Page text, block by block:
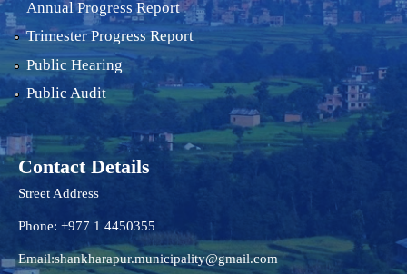
Annual Progress Report
Trimester Progress Report
Public Hearing
Public Audit
Contact Details
Street Address
Phone: +977 1 4450355
Email:shankharapur.municipality@gmail.com